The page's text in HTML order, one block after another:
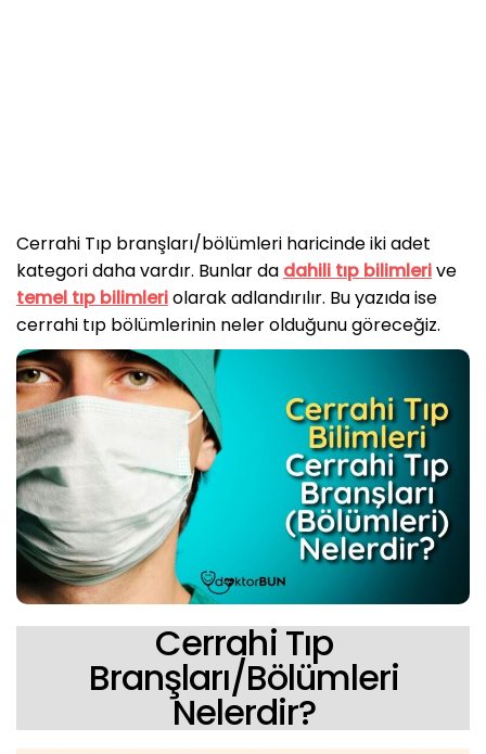
Cerrahi Tıp branşları/bölümleri haricinde iki adet
kategori daha vardır. Bunlar da dahili tıp bilimlerive
temel tıp bilimleriolarak adlandırılır. Bu yazıda ise
cerrahi tıp bölümlerinin neler olduğunu göreceğiz.
Cerrahi Tıp
Branşları/Bölümleri
Nelerdir?